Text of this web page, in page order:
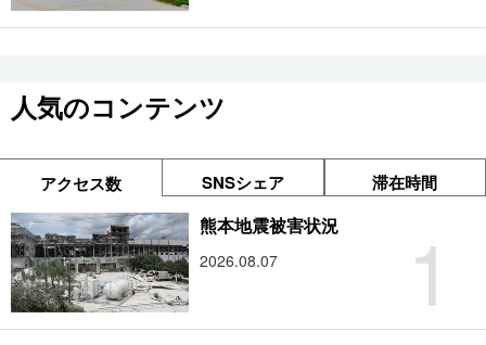
人気のコンテンツ
アクセス数 SNSシェア 滞在時間
1
熊本地震被害状況
2026.08.07